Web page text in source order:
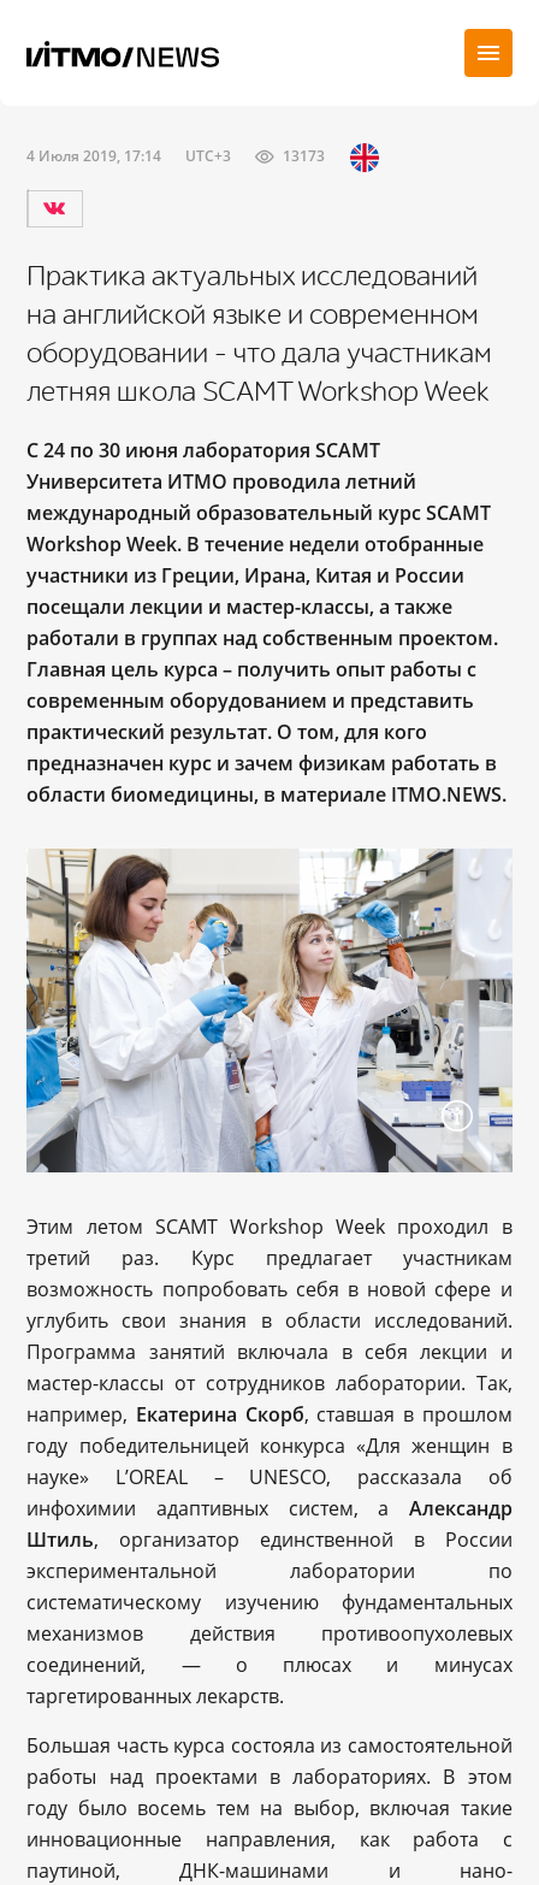
4 Июля 2019, 17:14 UTC+3 13173
Практика актуальных исследований
на английской языке и современном
оборудовании – что дала участникам
летняя школа SCAMT Workshop Week
С 24 по 30 июнялабораторияSCAMT
Университета ИТМО проводила летний
международный образовательный курс SCAMT
Workshop Week. В течение недели отобранные
участники из Греции, Ирана, Китая и России
посещали лекции и мастер-классы, а также
работали в группах над собственным проектом.
Главная цель курса – получить опыт работы с
современным оборудованием и представить
практический результат. О том, для кого
предназначен курс и зачем физикам работать в
области биомедицины, в материале ITMO.NEWS.
Этим летом SCAMT Workshop Week проходил в
третий раз. Курс предлагает участникам
возможность попробовать себя в новой сфере и
углубить свои знания в области исследований.
Программа занятий включала в себя лекции и
мастер-классы от сотрудников лаборатории. Так,
например, Екатерина Скорб, ставшая в прошлом
году победительницей конкурса «Для женщин в
науке» L’OREAL – UNESCO, рассказала об
инфохимии адаптивных систем, а Александр
Штиль, организатор единственной в России
экспериментальной лаборатории по
систематическому изучению фундаментальных
механизмов действия противоопухолевых
соединений, — о плюсах и минусах
таргетированных лекарств.
Большая часть курса состояла из самостоятельной
работы над проектами в лабораториях. В этом
году было восемь тем на выбор, включая такие
инновационные направления, как работа с
паутиной, ДНК-машинами и нано-